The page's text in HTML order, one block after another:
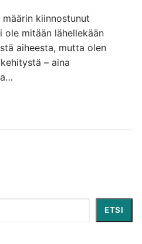
kiinnostunut
mitään lähellekään
aiheesta, mutta olen
– aina
ETSI